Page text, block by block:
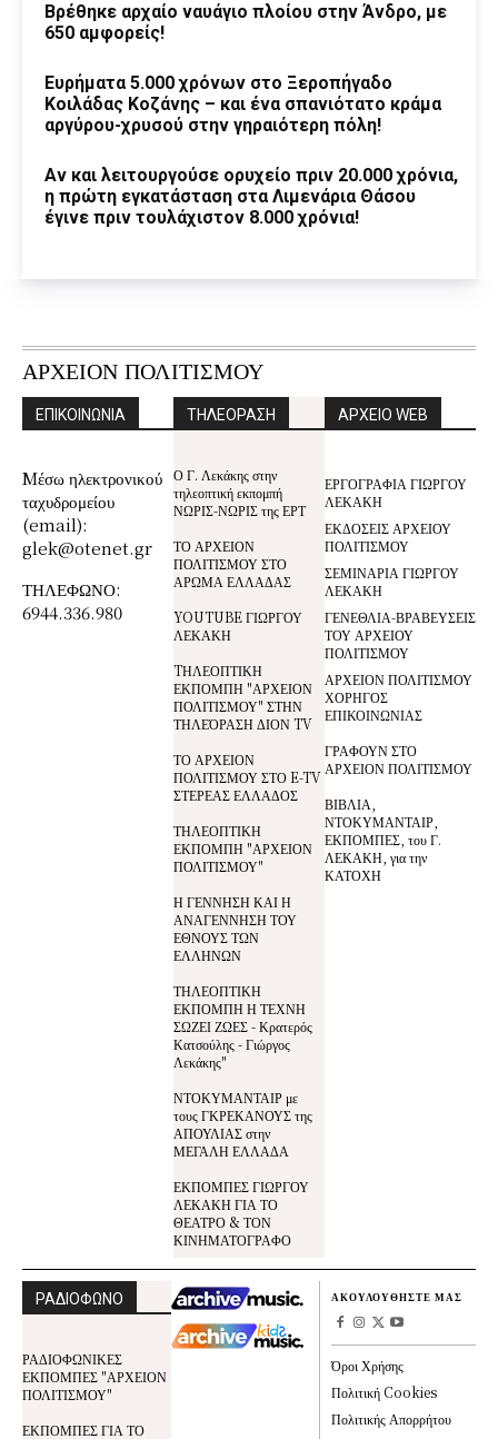
Βρέθηκε αρχαίο ναυάγιο πλοίου στην Άνδρο, με
650 αμφορείς!
Ευρήματα 5.000 χρόνων στο Ξεροπήγαδο
Κοιλάδας Κοζάνης – και ένα σπανιότατο κράμα
αργύρου-χρυσού στην γηραιότερη πόλη!
Αν και λειτουργούσε ορυχείο πριν 20.000 χρόνια,
η πρώτη εγκατάσταση στα Λιμενάρια Θάσου
έγινε πριν τουλάχιστον 8.000 χρόνια!
ΑΡΧΕΙΟΝ ΠΟΛΙΤΙΣΜΟΥ
ΕΠΙΚΟΙΝΩΝΙΑ
Mέσω ηλεκτρονικού
ταχυδρομείου
(email):
glek@otenet.gr
ΤΗΛΕΦΩΝΟ:
6944.336.980
ΤΗΛΕΟΡΑΣΗ
Ο Γ. Λεκάκης στην
τηλεοπτική εκπομπή
ΝΩΡΙΣ-ΝΩΡΙΣ της ΕΡΤ
ΤΟ ΑΡΧΕΙΟΝ
ΠΟΛΙΤΙΣΜΟΥ ΣΤΟ
ΑΡΩΜΑ ΕΛΛΑΔΑΣ
YOUTUBE ΓΙΩΡΓΟΥ
ΛΕΚΑΚΗ
TΗΛΕΟΠΤΙΚΗ
ΕΚΠΟΜΠΗ "ΑΡΧΕΙΟΝ
ΠΟΛΙΤΙΣΜΟΥ" ΣΤΗΝ
ΤΗΛΕΌΡΑΣΗ ΔΙΟΝ TV
ΤΟ ΑΡΧΕΙΟΝ
ΠΟΛΙΤΙΣΜΟΥ ΣΤΟ E-TV
ΣΤΕΡΕΑΣ ΕΛΛΑΔΟΣ
ΤΗΛΕΟΠΤΙΚΗ
ΕΚΠΟΜΠΗ "ΑΡΧΕΙΟΝ
ΠΟΛΙΤΙΣΜΟΥ"
Η ΓΕΝΝΗΣΗ ΚΑΙ Η
ΑΝΑΓΕΝΝΗΣΗ ΤΟΥ
ΕΘΝΟΥΣ ΤΩΝ
ΕΛΛΗΝΩΝ
ΤΗΛΕΟΠΤΙΚΗ
ΕΚΠΟΜΠΗ Η ΤΕΧΝΗ
ΣΩΖΕΙ ΖΩΕΣ - Κρατερός
Κατσούλης - Γιώργος
Λεκάκης"
ΝΤΟΚΥΜΑΝΤΑΙΡ με
τους ΓΚΡΕΚΑΝΟΥΣ της
ΑΠΟΥΛΙΑΣ στην
ΜΕΓΑΛΗ ΕΛΛΑΔΑ
ΕΚΠΟΜΠΕΣ ΓΙΩΡΓΟΥ
ΛΕΚΑΚΗ ΓΙΑ ΤΟ
ΘΕΑΤΡΟ & ΤΟΝ
ΚΙΝΗΜΑΤΟΓΡΑΦΟ
ΑΡΧΕΙΟ WEB
ΕΡΓΟΓΡΑΦΙΑ ΓΙΩΡΓΟΥ
ΛΕΚΑΚΗ
ΕΚΔΟΣΕΙΣ ΑΡΧΕΙΟΥ
ΠΟΛΙΤΙΣΜΟΥ
ΣΕΜΙΝΑΡΙΑ ΓΙΩΡΓΟΥ
ΛΕΚΑΚΗ
ΓΕΝΕΘΛΙΑ-ΒΡΑΒΕΥΣΕΙΣ
ΤΟΥ ΑΡΧΕΙΟΥ
ΠΟΛΙΤΙΣΜΟΥ
ΑΡΧΕΙΟΝ ΠΟΛΙΤΙΣΜΟΥ
ΧΟΡΗΓΟΣ
ΕΠΙΚΟΙΝΩΝΙΑΣ
ΓΡΑΦΟΥΝ ΣΤΟ
ΑΡΧΕΙΟΝ ΠΟΛΙΤΙΣΜΟΥ
ΒΙΒΛΙΑ,
ΝΤΟΚΥΜΑΝΤΑΙΡ,
ΕΚΠΟΜΠΕΣ, του Γ.
ΛΕΚΑΚΗ, για την
ΚΑΤΟΧΗ
ΡΑΔΙΟΦΩΝΟ
ΡΑΔΙΟΦΩΝΙΚΕΣ
ΕΚΠΟΜΠΕΣ "ΑΡΧΕΙΟΝ
ΠΟΛΙΤΙΣΜΟΥ"
ΕΚΠΟΜΠΕΣ ΓΙΑ ΤΟ
ΑΚΟΥΛΟΥΘΗΣΤΕ ΜΑΣ
Όροι Χρήσης
Πολιτική Cookies
Πολιτικής Απορρήτου